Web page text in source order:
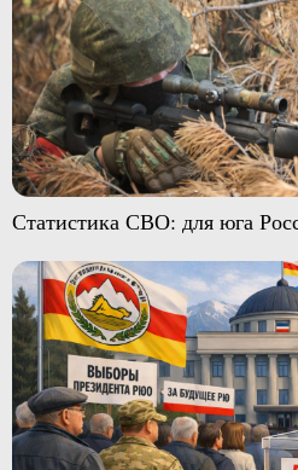
Статистика СВО: для юга